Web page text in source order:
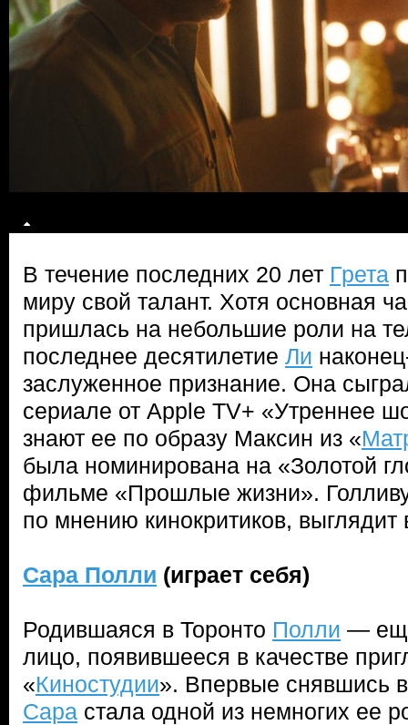
В течение последних 20 лет Грета
миру свой талант. Хотя основная
пришлась на небольшие роли на
последнее десятилетие Ли
заслуженное признание. Она
сериале от Apple TV+ «Утреннее
знают ее по образу Максин из «
была номинирована на «Золотой
фильме «Прошлые жизни».
по мнению кинокритиков,
Сара Полли (играет себя)
Родившаяся в Торонто Полли —
лицо, появившееся в качестве
«Киностудии». Впервые снявшись
Сара стала одной из немногих ее